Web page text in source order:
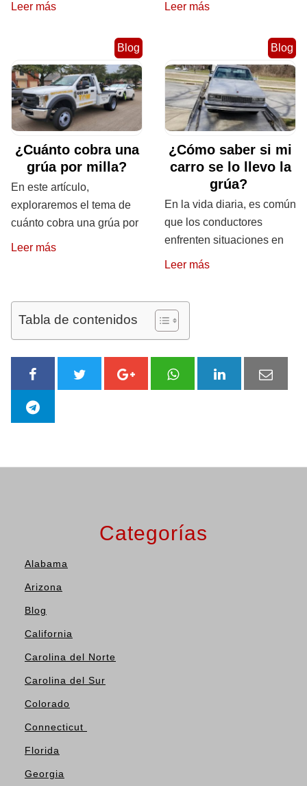
Leer más Leer más
Blog
¿Cuánto cobra una
grúa por milla?
En este artículo,
exploraremos el tema de
cuánto cobra una grúa por
Leer más
Blog
¿Cómo saber si mi
carro se lo llevo la
grúa?
En la vida diaria, es común
que los conductores
enfrenten situaciones en
Leer más
Tabla de contenidos
Categorías
Alabama
Arizona
Blog
California
Carolina del Norte
Carolina del Sur
Colorado
Connecticut
Florida
Georgia